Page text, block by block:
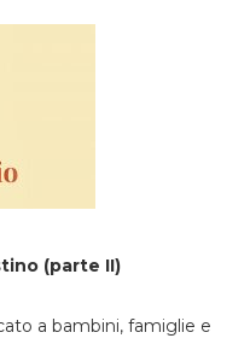
(parte II)
a bambini, famiglie e